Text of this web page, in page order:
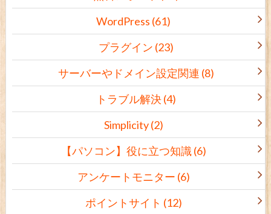
WordPress (61)
プラグイン (23)
サーバーやドメイン設定関連 (8)
トラブル解決(4)
Simplicity(2)
【パソコン】役に立つ知識(6)
アンケートモニター (6)
ポイントサイト (12)